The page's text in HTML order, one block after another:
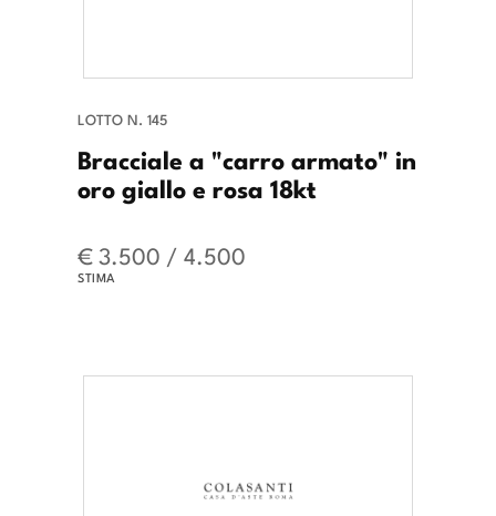
LOTTO N. 145
Bracciale a "carro armato" in
oro giallo e rosa 18kt
€ 3.500 / 4.500
STIMA